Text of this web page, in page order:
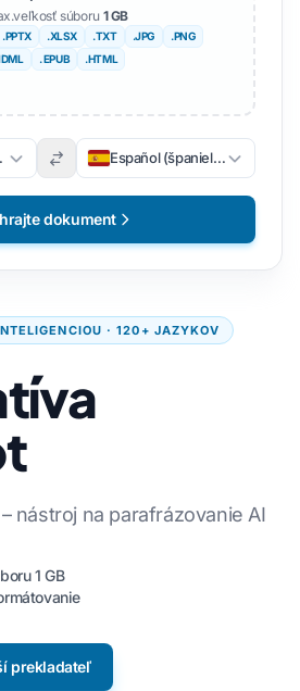
· 120+ JAZYKOV
nástroj na parafrázovanie AI
1 GB
prekladateľ
súboru1 GB
.PPTX .XLSX .TXT .JPG
.PNG
. EPUB .HTML
Español (španielsky)
dokument